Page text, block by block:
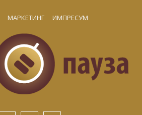
МАРКЕТИНГ ИМПРЕСУМ